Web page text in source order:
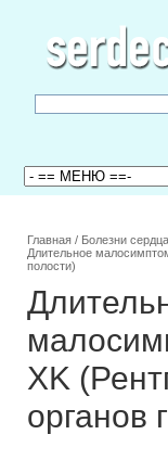
Главная / Болезни
Длительное
полости)
XK
органов